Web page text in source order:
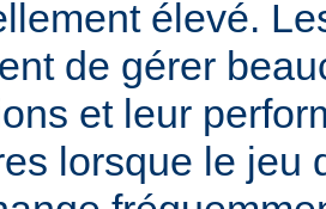
élevé.
de gérer
et leur
lorsque le jeu